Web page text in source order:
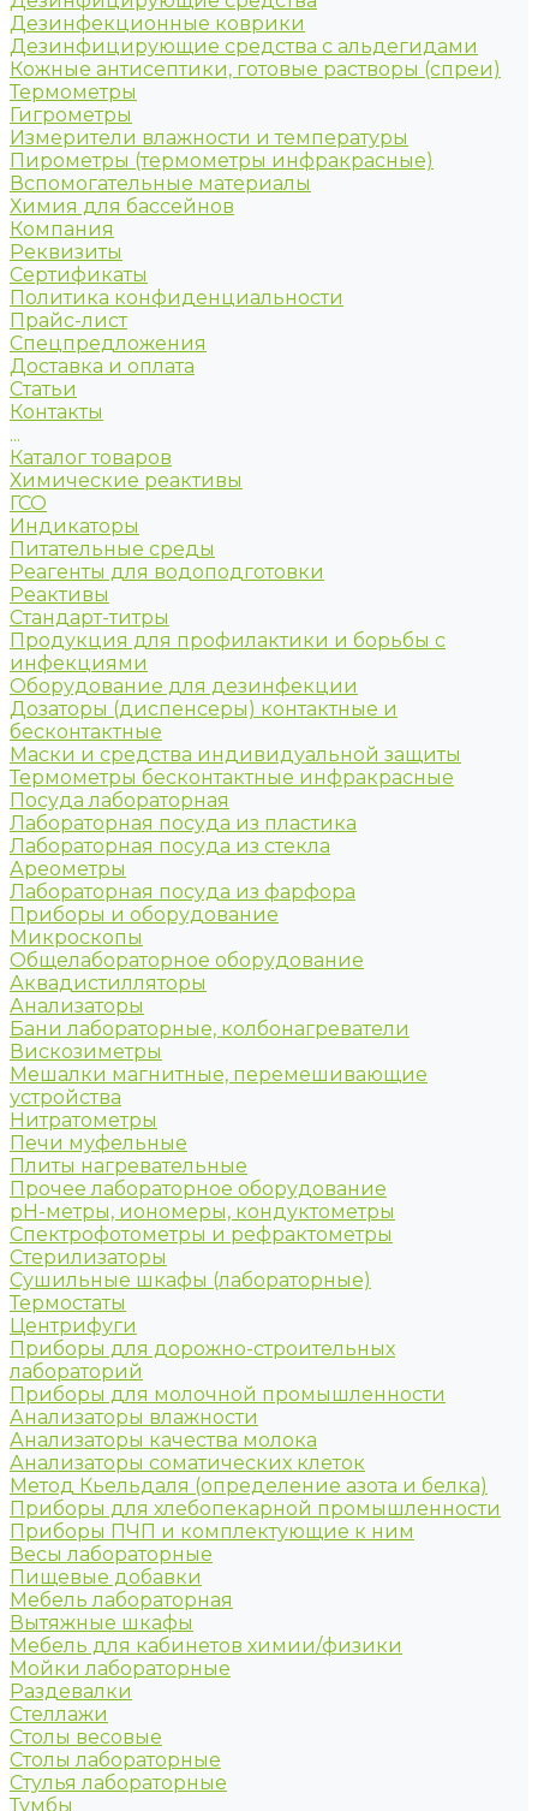
Дезинфекционные коврики
Дезинфицирующие средства с альдегидами
Кожные антисептики, готовые растворы (спреи)
Термометры
Гигрометры
Измерители влажности и температуры
Пирометры (термометры инфракрасные)
Вспомогательные материалы
Химия для бассейнов
Компания
Реквизиты
Сертификаты
Политика конфиденциальности
Прайс-лист
Спецпредложения
Доставка и оплата
Статьи
Контакты
...
Каталог товаров
Химические реактивы
ГСО
Индикаторы
Питательные среды
Реагенты для водоподготовки
Реактивы
Стандарт-титры
Продукция для профилактики и борьбы с
инфекциями
Оборудование для дезинфекции
Дозаторы (диспенсеры) контактные и
бесконтактные
Маски и средства индивидуальной защиты
Термометры бесконтактные инфракрасные
Посуда лабораторная
Лабораторная посуда из пластика
Лабораторная посуда из стекла
Ареометры
Лабораторная посуда из фарфора
Приборы и оборудование
Микроскопы
Общелабораторное оборудование
Аквадистилляторы
Анализаторы
Бани лабораторные, колбонагреватели
Вискозиметры
Мешалки магнитные, перемешивающие
устройства
Нитратометры
Печи муфельные
Плиты нагревательные
Прочее лабораторное оборудование
рН-метры, иономеры, кондуктометры
Спектрофотометры и рефрактометры
Стерилизаторы
Сушильные шкафы (лабораторные)
Термостаты
Центрифуги
Приборы для дорожно-строительных
лабораторий
Приборы для молочной промышленности
Анализаторы влажности
Анализаторы качества молока
Анализаторы соматических клеток
Метод Кьельдаля (определение азота и белка)
Приборы для хлебопекарной промышленности
Приборы ПЧП и комплектующие к ним
Весы лабораторные
Пищевые добавки
Мебель лабораторная
Вытяжные шкафы
Мебель для кабинетов химии/физики
Мойки лабораторные
Раздевалки
Стеллажи
Столы весовые
Столы лабораторные
Стулья лабораторные
Тумбы